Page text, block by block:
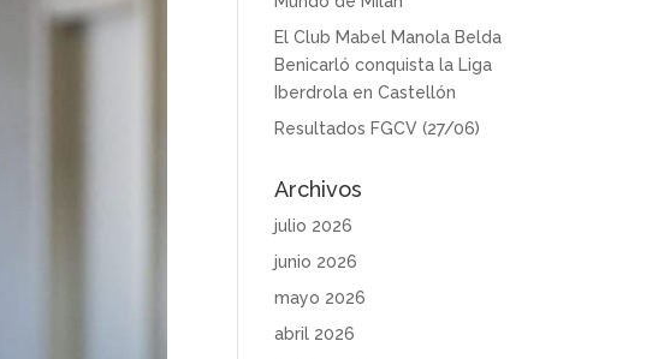
El Club Mabel Manola Belda
Benicarló conquista la Liga
Iberdrola en Castellón
Resultados FGCV (27/06)
Archivos
julio 2026
junio 2026
mayo 2026
abril 2026